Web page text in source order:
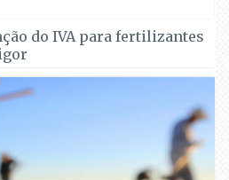
Torre na est
do IVA para fertilizantes